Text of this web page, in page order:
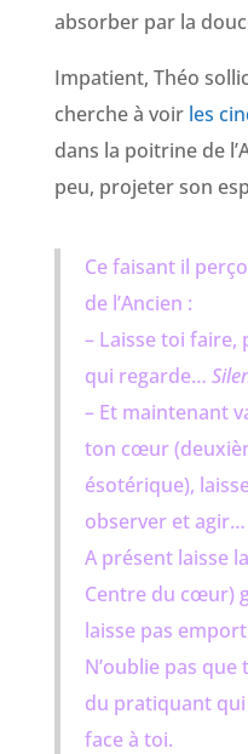
absorber par la
Impatient, Théo
cherche à voir les
dans la poitrine de
peu, projeter son
Ce faisant il
de l’Ancien :
– Laisse toi faire,
qui regarde…
– Et maintenant
ton cœur
ésotérique),
observer et agir…
A présent laisse
Centre du cœur)
laisse pas
N’oublie pas
du pratiquant qui
face à toi.